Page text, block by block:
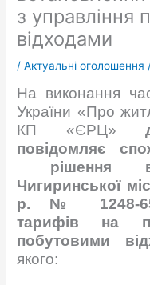
з управління
відходами
/Актуальні оголошення
На виконання
України «Про
КП «ЄРЦ»
повідомляє
рішення
Чигиринської
р. № 1248-65
тарифів
на
побутовими
якого: